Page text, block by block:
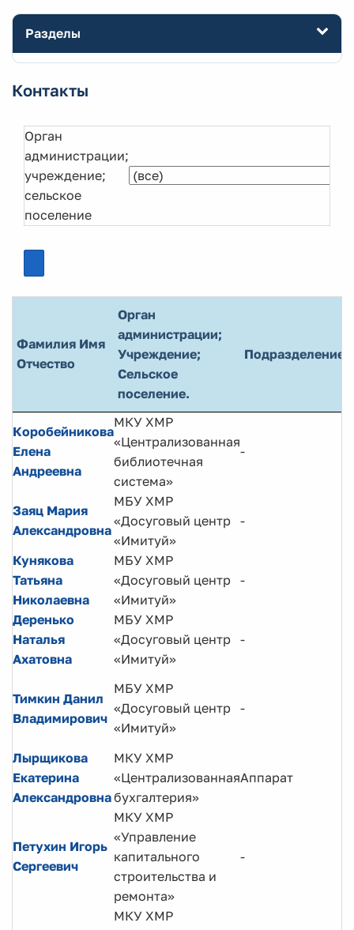
Разделы
Контакты
Орган
администрации;
учреждение;
сельское
поселение
Фамилия Имя
Отчество
Орган
администрации;
Учреждение;
Сельское
поселение.
Подразделение
Коробейникова
Елена
Андреевна
МКУ ХМР
«Централизованная
библиотечная
система»
-
Заяц Мария
Александровна
МБУ ХМР
«Досуговый центр
«Имитуй»
-
Кунякова
Татьяна
Николаевна
МБУ ХМР
«Досуговый центр
«Имитуй»
-
Деренько
Наталья
Ахатовна
МБУ ХМР
«Досуговый центр
«Имитуй»
-
Тимкин Данил
Владимирович
МБУ ХМР
«Досуговый центр
«Имитуй»
-
Лырщикова
Екатерина
Александровна
МКУ ХМР
«Централизованная
бухгалтерия»
Аппарат
Петухин Игорь
Сергеевич
МКУ ХМР
«Управление
капитального
строительства и
ремонта»
-
МКУ ХМР